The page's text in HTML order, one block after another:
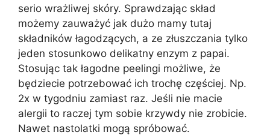
serio wrażliwej skóry. Sprawdzając skład
możemy zauważyć jak dużo mamy tutaj
składników łagodzących, a ze złuszczania tylko
jeden stosunkowo delikatny enzym z papai.
Stosując tak łagodne peelingi możliwe, że
będziecie potrzebować ich trochę częściej. Np.
2x w tygodniu zamiast raz. Jeśli nie macie
alergii to raczej tym sobie krzywdy nie zrobicie.
Nawet nastolatki mogą spróbować.